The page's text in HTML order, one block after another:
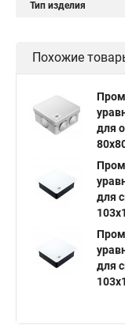
Тип изделия
Похожие
для
для
для